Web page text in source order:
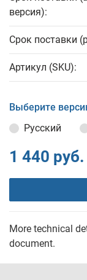
версия):
Срок поставки
Артикул (SKU):
Выберите
Русский
1 440 руб.
More technical
document.